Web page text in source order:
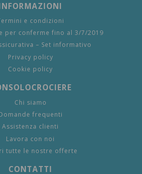
e condizioni
per conferme fino al 3/7/2019
– Set informativo
Privacy policy
Cookie policy
Chi siamo
frequenti
Assistenza clienti
Lavora con noi
tutte le nostre offerte
CONTATTI